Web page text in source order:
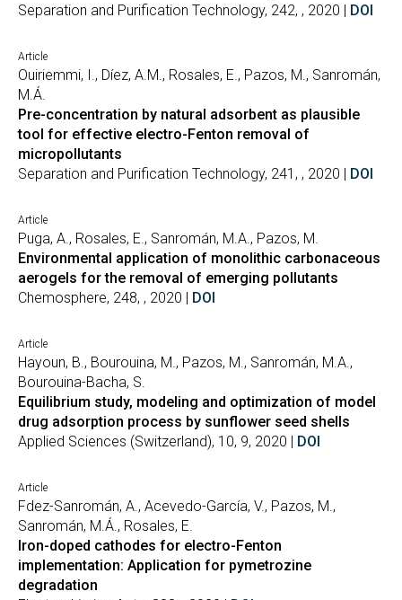
Separation and Purification Technology, 242, , 2020 | DOI
Article
Ouiriemmi, I., Díez, A.M., Rosales, E., Pazos, M., Sanromán,
M.Á.
Pre-concentration by natural adsorbent as plausible
tool for effective electro-Fenton removal of
micropollutants
Separation and Purification Technology, 241, , 2020 | DOI
Article
Puga, A., Rosales, E., Sanromán, M.A., Pazos, M.
Environmental application of monolithic carbonaceous
aerogels for the removal of emerging pollutants
Chemosphere, 248, , 2020 | DOI
Article
Hayoun, B., Bourouina, M., Pazos, M., Sanromán, M.A.,
Bourouina-Bacha, S.
Equilibrium study, modeling and optimization of model
drug adsorption process by sunflower seed shells
Applied Sciences (Switzerland), 10, 9, 2020 | DOI
Article
Fdez-Sanromán, A., Acevedo-García, V., Pazos, M.,
Sanromán, M.Á., Rosales, E.
Iron-doped cathodes for electro-Fenton
implementation: Application for pymetrozine
degradation